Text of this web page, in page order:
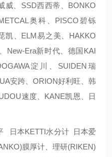
威、SSD西西蒂、BONKO
奥科、PISCO碧铄
凯、ELM易之美、HAKKO
New-Era新时代、德国KAI
淀川、SUIDEN瑞
安跨、ORION好利旺、韩
速度、KANE凯恩、日
日本KETTI水分计 日本爱
膜厚计、理研(RIKEN)